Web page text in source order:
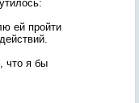
ей пройти
что я бы